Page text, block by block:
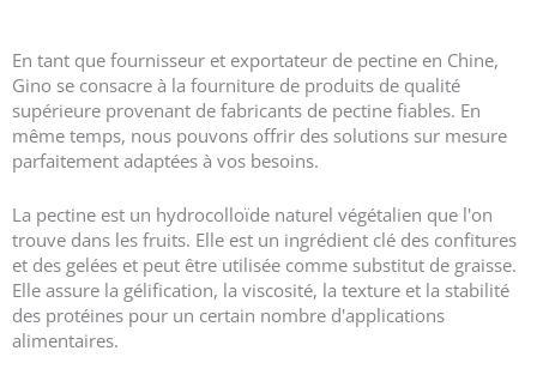
En tant que fournisseur et exportateur de pectine en Chine,
Gino se consacre à la fourniture de produits de qualité
supérieure provenant de fabricants de pectine fiables. En
même temps, nous pouvons offrir des solutions sur mesure
parfaitement adaptées à vos besoins.
La pectine est un hydrocolloïde naturel végétalien que l'on
trouve dans les fruits. Elle est un ingrédient clé des confitures
et des gelées et peut être utilisée comme substitut de graisse.
Elle assure la gélification, la viscosité, la texture et la stabilité
des protéines pour un certain nombre d'applications
alimentaires.